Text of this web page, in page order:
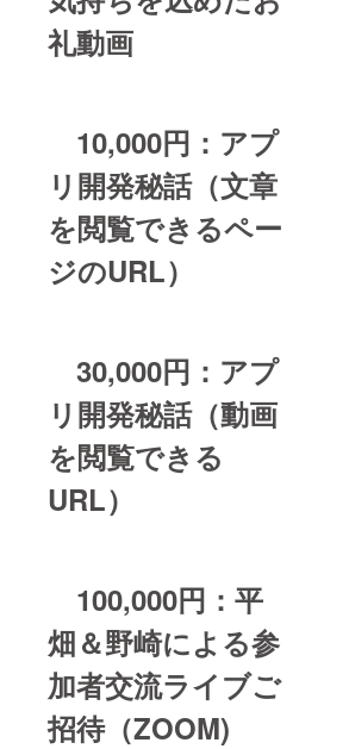
礼動画
10,000円：アプ
リ開発秘話（文章
を閲覧できるペー
ジのURL）
30,000円：アプ
リ開発秘話（動画
を閲覧できる
URL）
100,000円：平
畑＆野崎による参
加者交流ライブご
招待（ZOOM)